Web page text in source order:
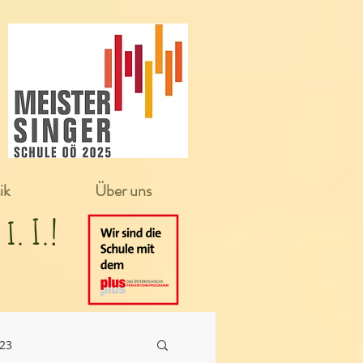
i. I.!
Über uns